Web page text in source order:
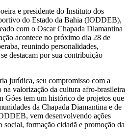
e presidente do Instituto dos
do Estado da Bahia (IODDEB),
com o Oscar Chapada Diamantina
acontece no próximo dia 28 de
reunindo personalidades,
destacam por sua contribuição
jurídica, seu compromisso com a
na valorização da cultura afro-brasileira
Góes tem um histórico de projetos que
da Chapada Diamantina e de
vem desenvolvendo ações
social, formação cidadã e promoção da